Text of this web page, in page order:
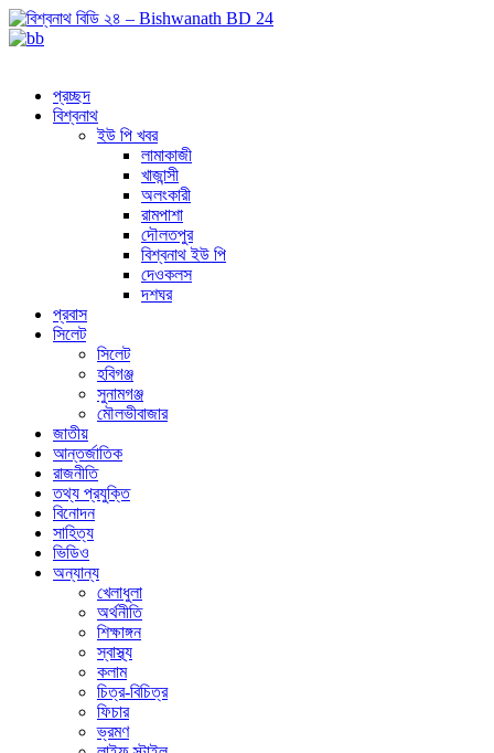
প্রচ্ছদ
বিশ্বনাথ
ইউ পি খবর
লামাকাজী
খাজান্সী
অলংকারী
রামপাশা
দৌলতপুর
বিশ্বনাথ ইউ পি
দেওকলস
দশঘর
প্রবাস
সিলেট
সিলেট
হবিগঞ্জ
সুনামগঞ্জ
মৌলভীবাজার
জাতীয়
আন্তর্জাতিক
রাজনীতি
তথ্য প্রযুক্তি
বিনোদন
সাহিত্য
ভিডিও
অন্যান্য
খেলাধুলা
অর্থনীতি
শিক্ষাঙ্গন
স্বাস্থ্য
কলাম
চিত্র-বিচিত্র
ফিচার
ভ্রমণ